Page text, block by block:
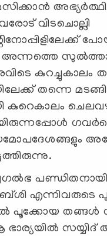
വിടചൊല്ലി
അന്നത്തെ
കുറച്ചുകാലം
തന്നെ
കുറെകാലം
എന്നിവരുടെ
പൂക്കോയ തങ്ങൾ
സയ്യിദ്